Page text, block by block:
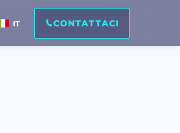
IT CONTATTACI